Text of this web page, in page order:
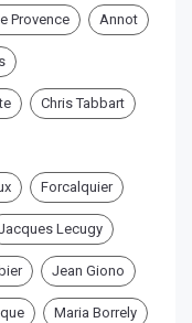
Provence Annot
Chris Tabbart
Forcalquier
Lecugy
Jean Giono
Maria Borrely